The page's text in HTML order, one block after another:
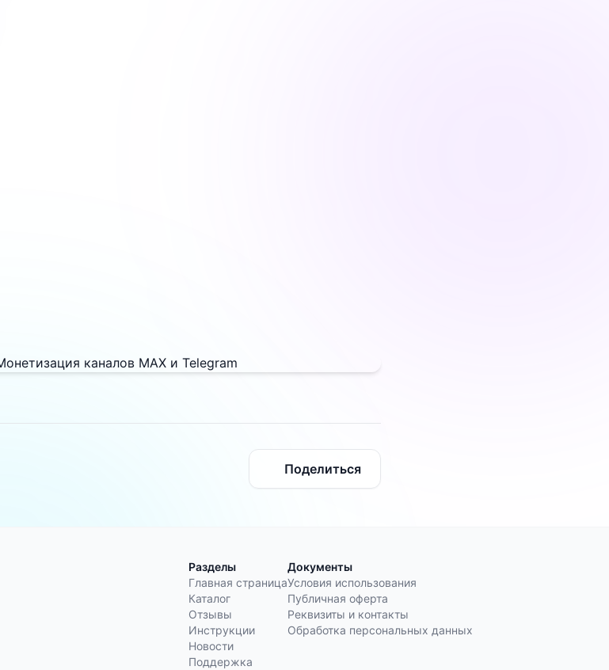
Поделиться
Разделы
Главная страница
Каталог
Отзывы
Инструкции
Новости
Поддержка
Документы
Условия использования
Публичная оферта
Реквизиты и контакты
Обработка персональных данных